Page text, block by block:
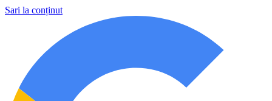
Sari la conținut